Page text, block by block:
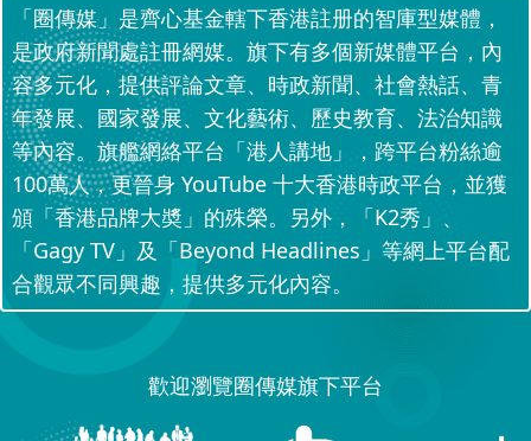
「圈傳媒」是齊心基金轄下香港註册的智庫型媒體，
是政府新聞處註冊網媒。旗下有多個新媒體平台，內
容多元化，提供評論文章、時政新聞、社會熱話、青
年發展、國家發展、文化藝術、歷史教育、法治知識
等內容。旗艦網絡平台「港人講地」，跨平台粉絲逾
100萬人，更晉身 YouTube 十大香港時政平台，並獲
頒「香港品牌大奬」的殊榮。另外，「K2秀」、
「Gagy TV」及「Beyond Headlines」等網上平台配
合觀眾不同興趣，提供多元化內容。
歡迎瀏覽圈傳媒旗下平台